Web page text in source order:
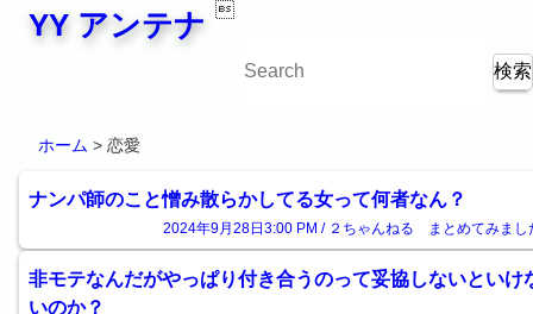

YY アンテナ
ホーム > 恋愛
ナンパ師のこと憎み散らかしてる女って何者なん？
2024年9月28日3:00 PM / ２ちゃんねる まとめてみまし
非モテなんだがやっぱり付き合うのって妥協しないといけ
いのか？